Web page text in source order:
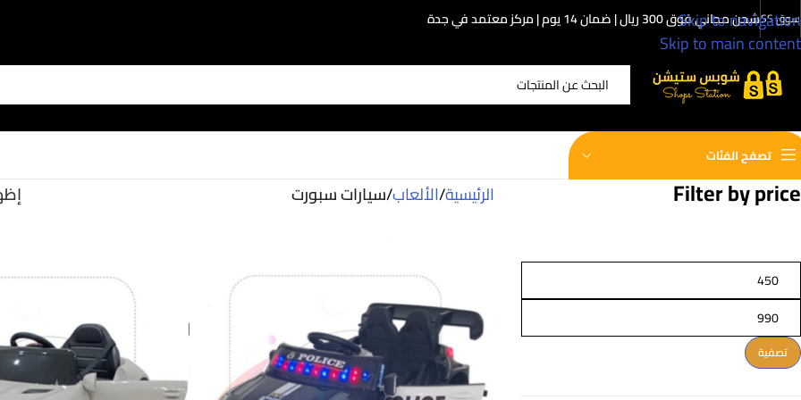
Skip to navigation
Skip to main content
سوق SS شحن مجاني فوق 300 ريال | ضمان 14 يوم | مركز معتمد في جدة
تصفح الفئات
Filter by price
تصفية
الرئيسية/الألعاب/سيارات سبورت